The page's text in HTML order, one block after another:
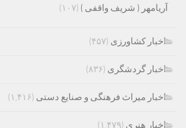
آریامهر ( شریف واقفی ) (۱۰۷)
اخبار کشاورزی (۴۵۷)
اخبار گردشگری (۸۳۶)
اخبار میراث فرهنگی و صنایع دستی (۱,۴۱۶)
اخبار هنری (۱,۴۷۹)